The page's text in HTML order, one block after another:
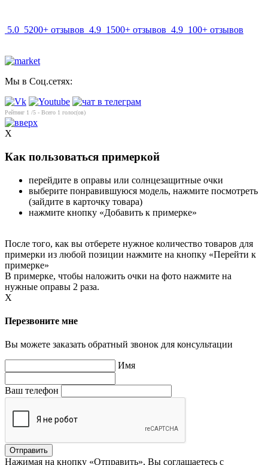
5.0 5200+ отзывов 4.9 1500+ отзывов 4.9 100+ отзывов
Мы в Соц.сетях:
Рейтинг 1 /5 - Всего 1 голос(ов)
X
Как пользоваться примеркой
перейдите в оправы или солнцезащитные очки
выберите понравившуюся модель, нажмите посмотреть
(зайдите в карточку товара)
нажмите кнопку «Добавить к примерке»
После того, как вы отберете нужное количество товаров для
примерки из любой позиции нажмите на кнопку «Перейти к
примерке»
В примерке, чтобы наложить очки на фото нажмите на
нужные оправы 2 раза.
X
Перезвоните мне
Вы можете заказать обратный звонок для консультации
Имя
Ваш телефон
Нажимая на кнопку «Отправить», Вы соглашаетесь с